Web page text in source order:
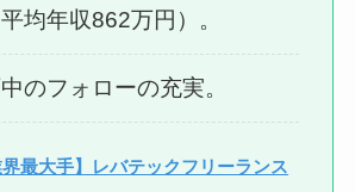
均年収862万円）。
のフォローの充実。
界最大手】レバテックフリーランス